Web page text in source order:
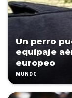
Un perro
equipaje
europeo
MUNDO